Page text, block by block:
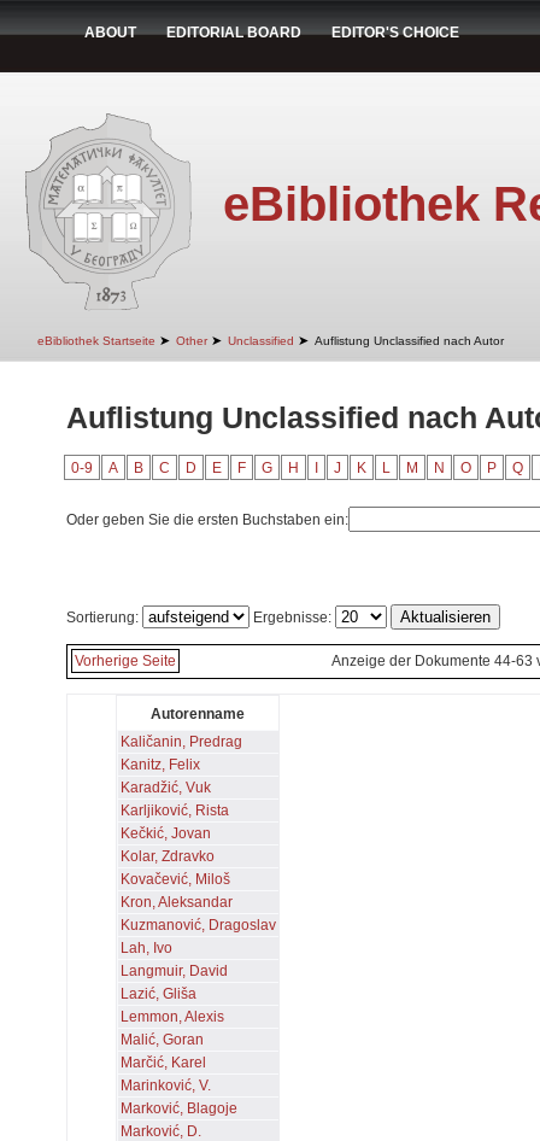
ABOUT EDITORIAL BOARD EDITOR'S CHOICE
eBibliothek
eBibliothek Startseite ➤ Other ➤ Unclassified ➤ Auflistung Unclassified nach Autor
Auflistung Unclassified nach
0-9 A B C D E F G H J K L M N O P Q
Oder geben Sie die ersten Buchstaben ein:
Sortierung: Ergebnisse:
Vorherige Seite Anzeige der Dokumente 44-63
Autorenname
Kaličanin, Predrag
Kanitz, Felix
Karadžić, Vuk
Karljiković, Rista
Kečkić, Jovan
Kolar, Zdravko
Kovačević, Miloš
Kron, Aleksandar
Kuzmanović, Dragoslav
Lah, Ivo
Langmuir, David
Lazić, Gliša
Lemmon, Alexis
Malić, Goran
Marčić, Karel
Marinković, V.
Marković, Blagoje
Marković, D.